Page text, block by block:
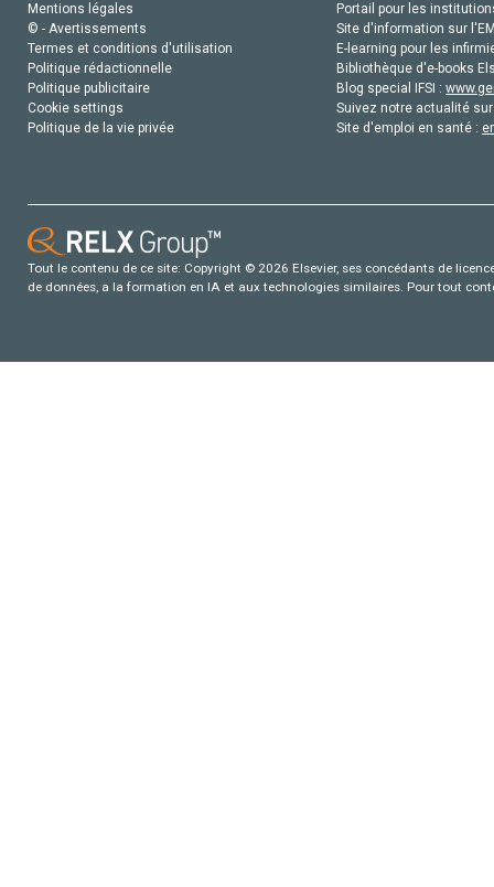
Mentions légales
© - Avertissements
Termes et conditions d'utilisation
Politique rédactionnelle
Politique publicitaire
Cookie settings
Politique de la vie privée
Portail pour les
Site d'information sur
E-learning pour les
Bibliothèque d'e-books
Blog special IFSI :
Suivez notre actualité
Site d'emploi en santé :
Tout le contenu de ce site: Copyright © 2026 Elsevier, ses concédants de
de données, a la formation en IA et aux technologies similaires. Pour tout